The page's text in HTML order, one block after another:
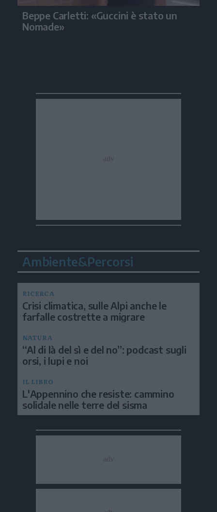
Beppe Carletti: «Guccini è stato un
Nomade»
Ambiente&Percorsi
RICERCA
Crisi climatica, sulle Alpi anche le
farfalle costrette a migrare
NATURA
“Al di là del sì e del no”: podcast sugli
orsi, i lupi e noi
IL LIBRO
L'Appennino che resiste: cammino
solidale nelle terre del sisma